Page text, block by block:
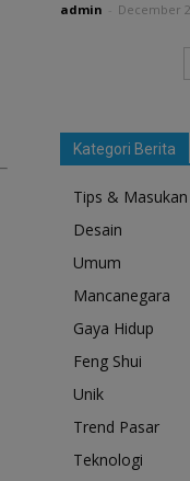
admin December
Kategori Berita
Tips & Masukan
Desain
Umum
Mancanegara
Gaya Hidup
Feng Shui
Unik
Trend Pasar
Teknologi